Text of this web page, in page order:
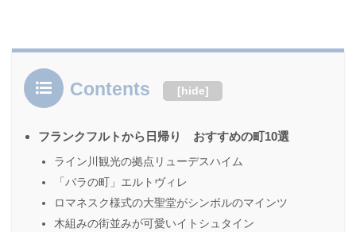
Contents [hide]
フランクフルトから日帰り おすすめの町10選
ライン川観光の拠点リューデスハイム
「バラの町」エルトヴィレ
ロマネスク様式の大聖堂がシンボルのマインツ
木組みの街並みが可愛いイトシュタイン